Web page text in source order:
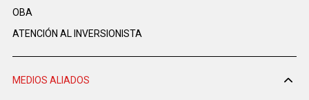
OBA
ATENCIÓN AL INVERSIONISTA
MEDIOS ALIADOS